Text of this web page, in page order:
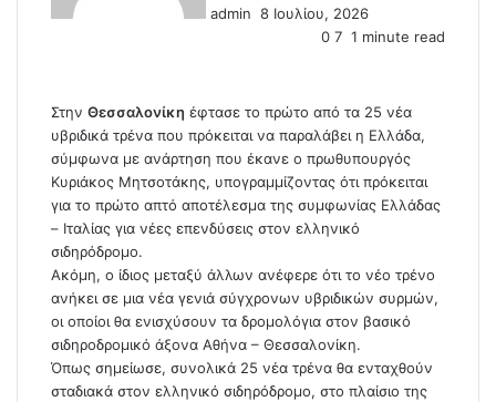
admin e
8 Ιουλίου, 2026
0 7 1 minute read
Στην Θεσσαλονίκη έφτασε το πρώτο από τα 25 νέα
υβριδικά τρένα που πρόκειται να παραλάβει η Ελλάδα,
σύμφωνα με ανάρτηση που έκανε ο πρωθυπουργός
Κυριάκος Μητσοτάκης, υπογραμμίζοντας ότι πρόκειται
για το πρώτο απτό αποτέλεσμα της συμφωνίας Ελλάδας
– Ιταλίας για νέες επενδύσεις στον ελληνικό
σιδηρόδρομο.
Ακόμη, ο ίδιος μεταξύ άλλων ανέφερε ότι το νέο τρένο
ανήκει σε μια νέα γενιά σύγχρονων υβριδικών συρμών,
οι οποίοι θα ενισχύσουν τα δρομολόγια στον βασικό
σιδηροδρομικό άξονα Αθήνα – Θεσσαλονίκη.
Όπως σημείωσε, συνολικά 25 νέα τρένα θα ενταχθούν
σταδιακά στον ελληνικό σιδηρόδρομο, στο πλαίσιο της